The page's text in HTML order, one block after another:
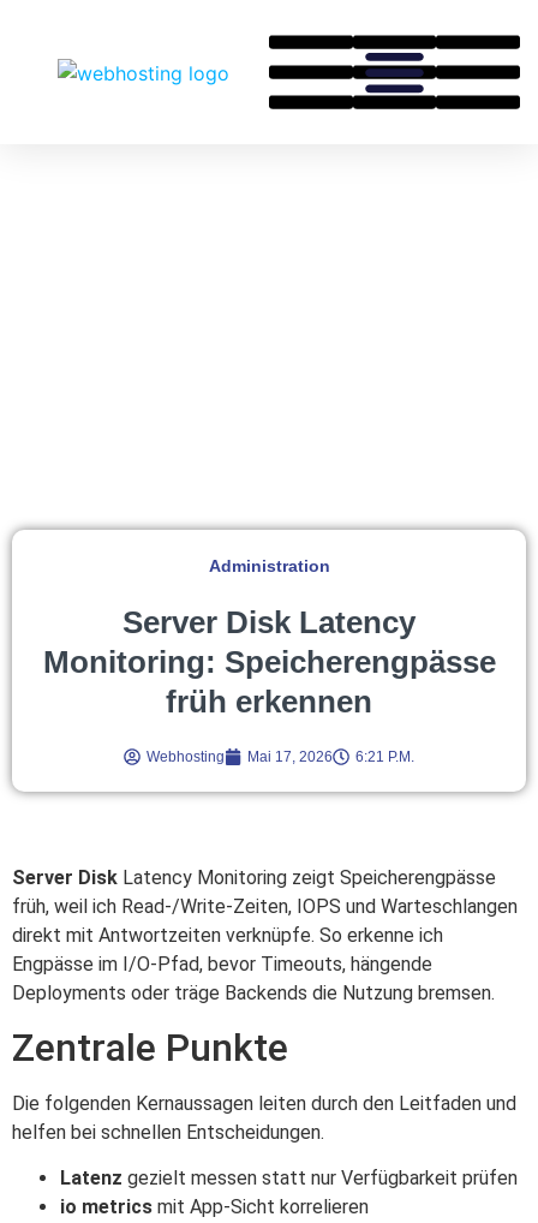
Administration
Server Disk Latency
Monitoring: Speicherengpässe
früh erkennen
Webhosting Mai 17, 2026 6:21 P.m.
Server Disk Latency Monitoring zeigt Speicherengpässe
früh, weil ich Read-/Write-Zeiten, IOPS und Warteschlangen
direkt mit Antwortzeiten verknüpfe. So erkenne ich
Engpässe im I/O‑Pfad, bevor Timeouts, hängende
Deployments oder träge Backends die Nutzung bremsen.
Zentrale Punkte
Die folgenden Kernaussagen leiten durch den Leitfaden und
helfen bei schnellen Entscheidungen.
Latenz gezielt messen statt nur Verfügbarkeit prüfen
io metrics mit App‑Sicht korrelieren